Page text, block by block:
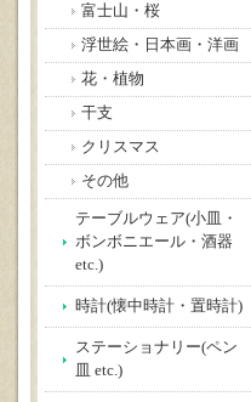
富士山・桜
浮世絵・日本画・洋画
花・植物
干支
クリスマス
その他
テーブルウェア(小皿・
ボンボニエール・酒器
etc.)
時計(懐中時計・置時計)
ステーショナリー(ペン
皿 etc.)